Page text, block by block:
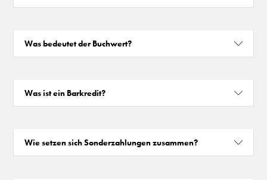
Was bedeutet der Buchwert?
Was ist ein Barkredit?
Wie setzen sich Sonderzahlungen zusammen?